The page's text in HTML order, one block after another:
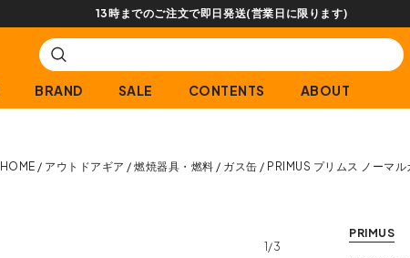
BRAND SALE CONTENTS ABOUT
HOME アウトドアギア 燃焼器具・燃料 ガス缶 PRIMUS プリムス ノーマル
1/3
PRIMUS